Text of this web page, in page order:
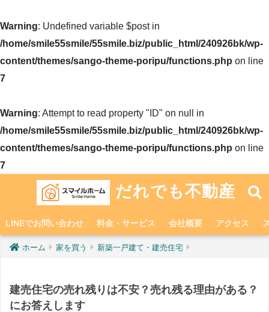
Warning: Undefined variable $post in
/home/smile55smile/55smile.biz/public_html/240926bk/wp-
content/themes/sango-theme-poripu/functions.php on line
7
Warning: Attempt to read property "ID" on null in
/home/smile55smile/55smile.biz/public_html/240926bk/wp-
content/themes/sango-theme-poripu/functions.php on line
7
だれでも不動産
LINEでお問い合わせ 料金・サービス 会社概要 アクセス
ホーム 家を買う 新築一戸建て・建売住宅
建売住宅の売れ残りは不安？売れ残る理由がある？
にお答えします